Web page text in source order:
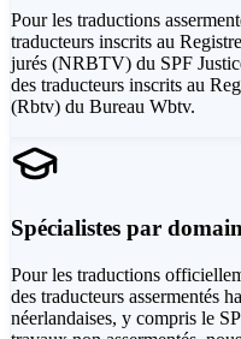
Pour les traductions
traducteurs inscrits au
jurés (NRBTV) du SPF
des traducteurs inscrits au
(Rbtv) du Bureau Wbtv.
Spécialistes par
Pour les traductions
des traducteurs assermentés
néerlandaises, y compris le